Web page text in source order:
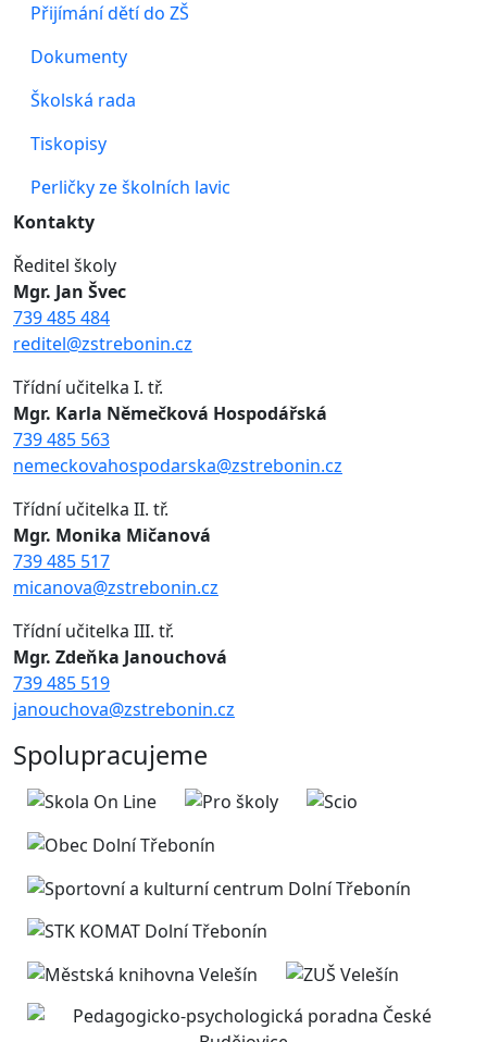
Přijímání dětí do ZŠ
Dokumenty
Školská rada
Tiskopisy
Perličky ze školních lavic
Kontakty
Ředitel školy
Mgr. Jan Švec
739 485 484
reditel@zstrebonin.cz
Třídní učitelka I. tř.
Mgr. Karla Němečková Hospodářská
739 485 563
nemeckovahospodarska@zstrebonin.cz
Třídní učitelka II. tř.
Mgr. Monika Mičanová
739 485 517
micanova@zstrebonin.cz
Třídní učitelka III. tř.
Mgr. Zdeňka Janouchová
739 485 519
janouchova@zstrebonin.cz
Spolupracujeme